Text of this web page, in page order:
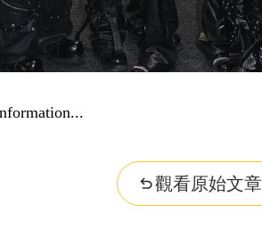
觀看原始文章